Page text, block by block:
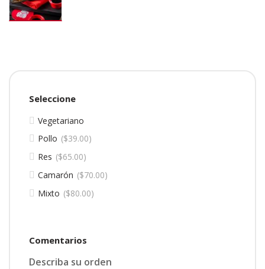
Seleccione
Vegetariano
Pollo
$39.00
Res
$65.00
Camarón
$70.00
Mixto
$80.00
Comentarios
Describa su orden